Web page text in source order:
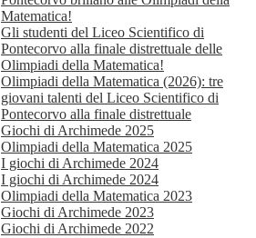
Matematica!
Gli studenti del Liceo Scientifico di
Pontecorvo alla finale distrettuale delle
Olimpiadi della Matematica!
Olimpiadi della Matematica (2026): tre
giovani talenti del Liceo Scientifico di
Pontecorvo alla finale distrettuale
Giochi di Archimede 2025
Olimpiadi della Matematica 2025
I giochi di Archimede 2024
I giochi di Archimede 2024
Olimpiadi della Matematica 2023
Giochi di Archimede 2023
Giochi di Archimede 2022